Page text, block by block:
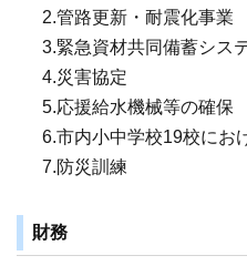
2.管路更新・耐震化事業
3.緊急資材共同備蓄シス
4.災害協定
5.応援給水機械等の確保
6.市内小中学校19校にお
7.防災訓練
財務